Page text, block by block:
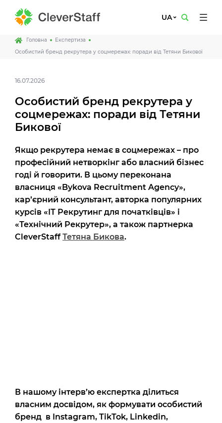
UA
Головна
Експертиза
Особистий бренд рекрутера у соцмережах: поради від Тетяни Бикової
16.07.2026
Особистий бренд рекрутера у
соцмережах: поради від Тетяни
Бикової
Якщо рекрутера немає в соцмережах – про
професійний нетворкінг або власний бізнес
годі й говорити. В цьому переконана
власниця «Bykova Recruitment Agency»,
кар’єрний консультант, авторка популярних
курсів «ІТ Рекрутинг для початківців» і
«Технічний Рекрутер», а також партнерка
CleverStaffТетяна Бикова.
В нашому інтерв’ю експертка ділиться
власним досвідом, як формувати особистий
бренд в Instagram, TikTok, Linkedin,